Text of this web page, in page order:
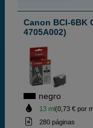
Canon BCI-6BK
4705A002)
negro
13 ml(0,73 € por
280 páginas